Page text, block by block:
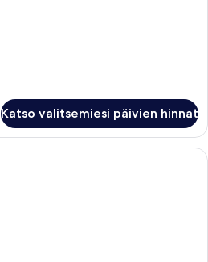
Katso valitsemiesi päivien hinnat
Hirsimökki, jossa on puinen terassi,